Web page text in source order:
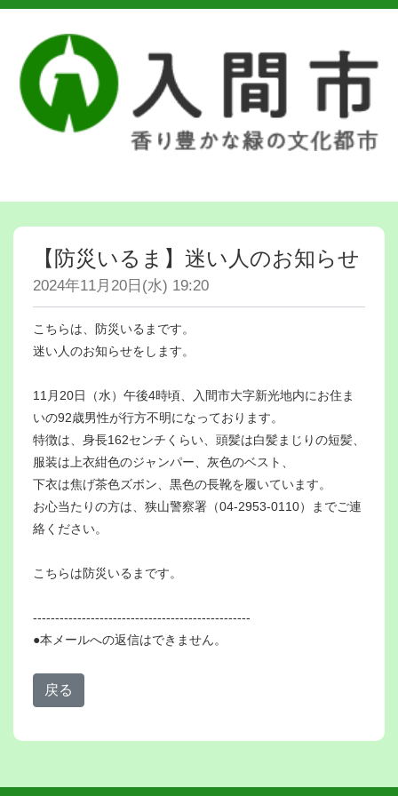
【防災いるま】迷い人のお知らせ
2024年11月20日(水) 19:20
こちらは、防災いるまです。
迷い人のお知らせをします。
11月20日（水）午後4時頃、入間市大字新光地内にお住ま
いの92歳男性が行方不明になっております。
特徴は、身長162センチくらい、頭髪は白髪まじりの短髪、
服装は上衣紺色のジャンパー、灰色のベスト、
下衣は焦げ茶色ズボン、黒色の長靴を履いています。
お心当たりの方は、狭山警察署（04-2953-0110）までご連
絡ください。
こちらは防災いるまです。
-------------------------------------------------
●本メールへの返信はできません。
戻る